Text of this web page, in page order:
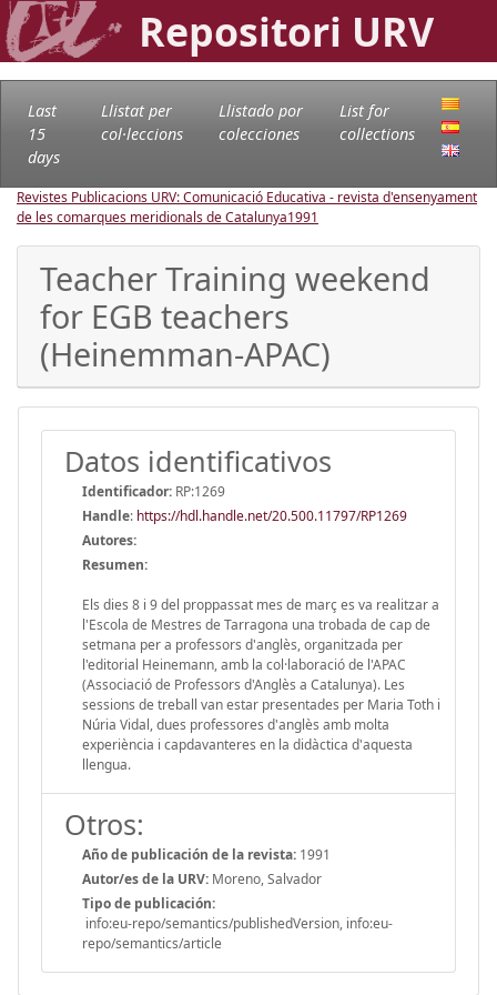
Repositori URV
Last
15
days
Llistat per
col·leccions
Llistado por
colecciones
List for
collections
Revistes Publicacions URV: Comunicació Educativa - revista d'ensenyament
de les comarques meridionals de Catalunya1991
Teacher Training weekend
for EGB teachers
(Heinemman-APAC)
Datos identificativos
Identificador: RP:1269
Handle: https://hdl.handle.net/20.500.11797/RP1269
Autores:
Resumen:
Els dies 8 i 9 del proppassat mes de març es va realitzar a
l'Escola de Mestres de Tarragona una trobada de cap de
setmana per a professors d'anglès, organitzada per
l'editorial Heinemann, amb la col·laboració de l'APAC
(Associació de Professors d'Anglès a Catalunya). Les
sessions de treball van estar presentades per Maria Toth i
Núria Vidal, dues professores d'anglès amb molta
experiència i capdavanteres en la didàctica d'aquesta
llengua.
Otros:
Año de publicación de la revista: 1991
Autor/es de la URV: Moreno, Salvador
Tipo de publicación:
info:eu-repo/semantics/publishedVersion, info:eu-
repo/semantics/article